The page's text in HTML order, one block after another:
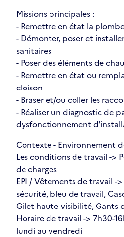
Missions principales :
- Remettre en état la
- Démonter, poser et
sanitaires
- Poser des éléments de
- Remettre en état ou
cloison
- Braser et/ou coller les
- Réaliser un diagnostic de
dysfonctionnement
Contexte - Environnement
Les conditions de travail ->
de charges
EPI / Vêtements de travail -
sécurité, bleu de travail,
Gilet haute-visibilité, Gants
Horaire de travail -> 7h30-
lundi au vendredi